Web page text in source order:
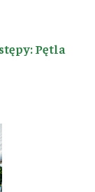
Pętla